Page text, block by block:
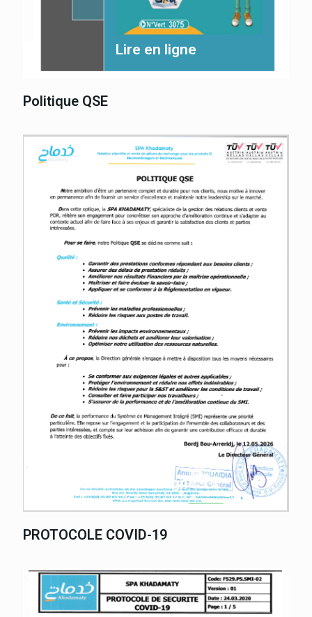
Lire en ligne
Politique QSE
Lire en ligne
PROTOCOLE COVID-19